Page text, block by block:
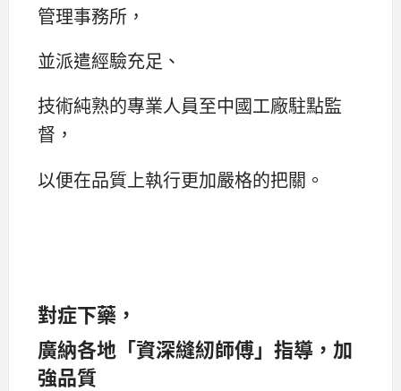
管理事務所，
並派遣經驗充足、
技術純熟的專業人員至中國工廠駐點監
督，
以便在品質上執行更加嚴格的把關。
對症下藥，
廣納各地「資深縫紉師傅」指導，加
強品質